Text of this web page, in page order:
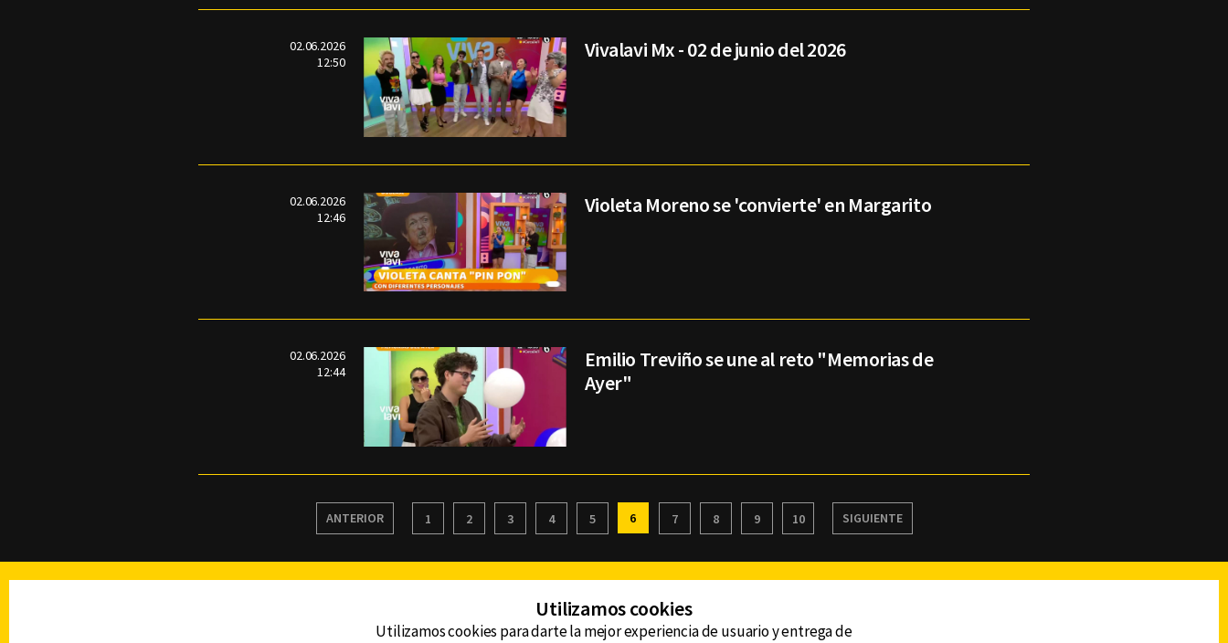
02.06.2026
12:50
Vivalavi Mx - 02 de junio del 2026
02.06.2026
12:46
Violeta Moreno se 'convierte' en Margarito
02.06.2026
12:44
Emilio Treviño se une al reto "Memorias de
Ayer"
ANTERIOR 1 2 3 4 5 6 7 8 9 10 SIGUIENTE
Utilizamos cookies
Utilizamos cookies para darte la mejor experiencia de usuario y entrega de